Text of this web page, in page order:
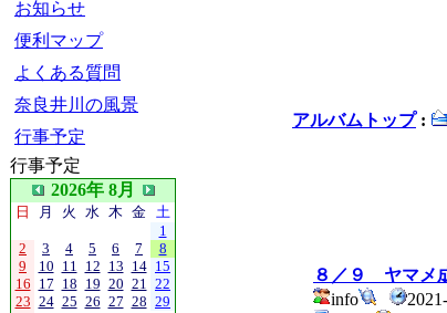
お知らせ
便利マップ
よくある質問
奈良井川の風景
行事予定
行事予定
2026年 8月
日 月 火 水 木 金 土
1
2
3 4 5 6 7
8
9
10 11 12 13 14 15
16 17 18 19 20 21 22
23 24 25 26 27 28 29
アルバムトップ:
８／９ ヤマメ
info